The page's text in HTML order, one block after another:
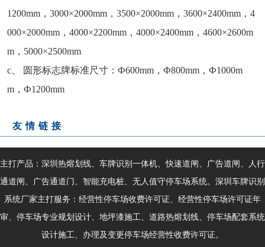
1200mm，3000×2000mm，3500×2000mm，3600×2400mm，4
000×2000mm，4000×2200mm，4000×2400mm，4600×2600m
m，5000×2500mm
c、 圆形标志牌标准尺寸：Ф600mm，Ф800mm，Ф1000m
m，Ф1200mm
友情链接
主打产品：深圳热熔划线、车牌识别一体机、快速道闸、广告道闸、人行
通道闸、广告通道门、智能充电桩、无人值守停车场系统。深圳车牌识别
系统厂家主打服务：经营性停车场收费许可证、 经营性停车场许可证年
审、停车场专业规划设计、地坪漆施工、道路热熔划线、停车场配套系统
设计施工、办理及变更停车场经营性收费许可证。